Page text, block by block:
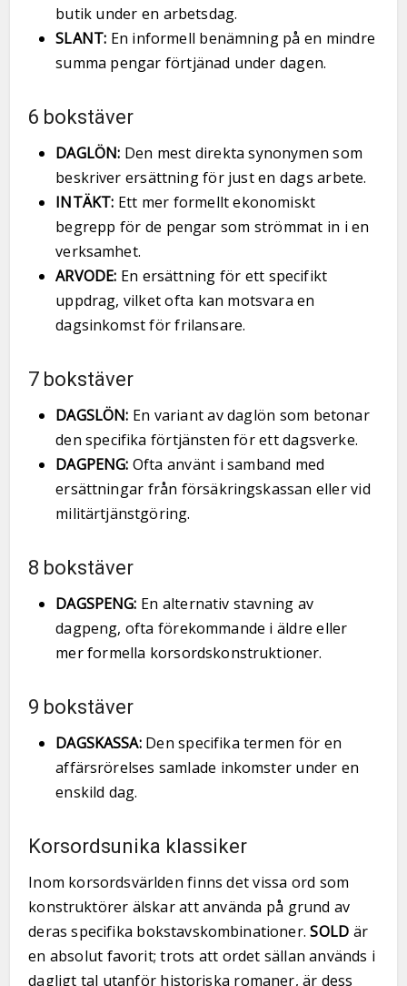
butik under en arbetsdag.
SLANT: En informell benämning på en mindre
summa pengar förtjänad under dagen.
6 bokstäver
DAGLÖN: Den mest direkta synonymen som
beskriver ersättning för just en dags arbete.
INTÄKT: Ett mer formellt ekonomiskt
begrepp för de pengar som strömmat in i en
verksamhet.
ARVODE: En ersättning för ett specifikt
uppdrag, vilket ofta kan motsvara en
dagsinkomst för frilansare.
7 bokstäver
DAGSLÖN: En variant av daglön som betonar
den specifika förtjänsten för ett dagsverke.
DAGPENG: Ofta använt i samband med
ersättningar från försäkringskassan eller vid
militärtjänstgöring.
8 bokstäver
DAGSPENG: En alternativ stavning av
dagpeng, ofta förekommande i äldre eller
mer formella korsordskonstruktioner.
9 bokstäver
DAGSKASSA:Den specifika termen för en
affärsrörelses samlade inkomster under en
enskild dag.
Korsordsunika klassiker
Inom korsordsvärlden finns det vissa ord som
konstruktörer älskar att använda på grund av
deras specifika bokstavskombinationer.SOLD är
en absolut favorit; trots att ordet sällan används i
dagligt tal utanför historiska romaner, är dess